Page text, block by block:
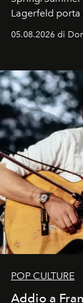
Lagerfeld porta
logomania
Kate, Claudia
uno dei
05.08.2026 di
POP CULTURE
Addio a